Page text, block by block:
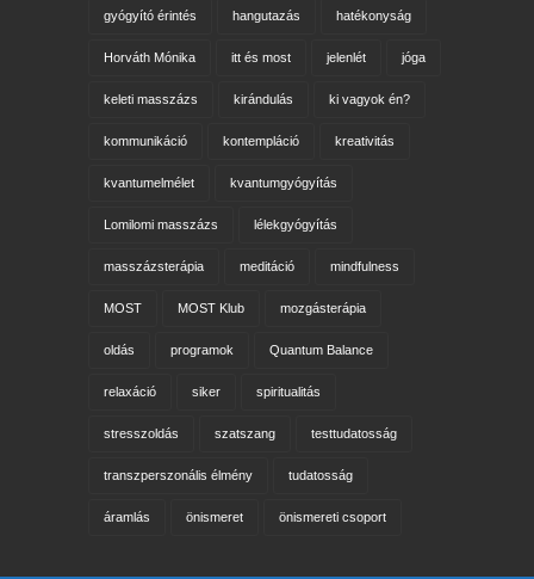
gyógyító érintés hangutazás hatékonyság
Horváth Mónika itt és most jelenlét jóga
keleti masszázs kirándulás ki vagyok én?
kommunikáció kontempláció kreativitás
kvantumelmélet kvantumgyógyítás
Lomilomi masszázs lélekgyógyítás
masszázsterápia meditáció mindfulness
MOST MOST Klub mozgásterápia
oldás programok Quantum Balance
relaxáció siker spiritualitás
stresszoldás szatszang testtudatosság
transzperszonális élmény tudatosság
áramlás önismeret önismereti csoport